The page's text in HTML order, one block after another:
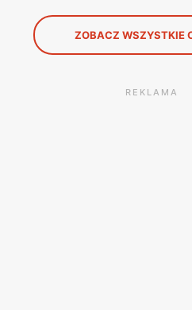
ZOBACZ WSZYSTKIE
REKLAMA